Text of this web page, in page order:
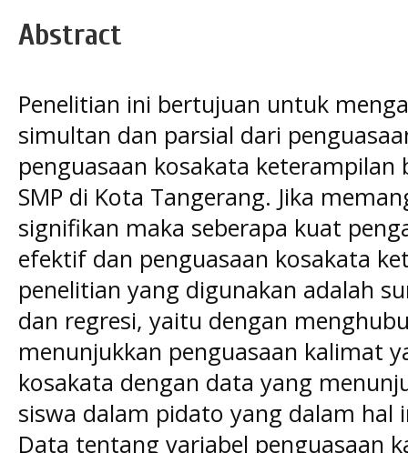
Abstract
Penelitian ini bertujuan untuk
simultan dan parsial dari
penguasaan kosakata keterampilan
SMP di Kota Tangerang. Jika
signifikan maka seberapa kuat
efektif dan penguasaan kosakata
penelitian yang digunakan adalah
dan regresi, yaitu dengan
menunjukkan penguasaan kalimat
kosakata dengan data yang
siswa dalam pidato yang dalam
Data tentang variabel penguasaan